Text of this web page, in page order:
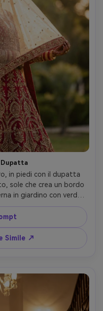
Dupatta
in piedi con il dupatta
sole che crea un bordo
in giardino con verde
calma e romantica,
a 135mm, f/2.8,
light cinematografico,
--ar 4:5
Simile ↗